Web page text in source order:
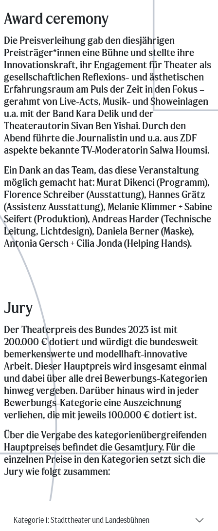
Award ceremony
Die Preisverleihung gab den diesjährigen
Preisträger*innen eine Bühne und stellte ihre
Innovationskraft, ihr Engagement für Theater als
gesellschaftlichen Reflexions- und ästhetischen
Erfahrungsraum am Puls der Zeit in den Fokus –
gerahmt von Live-Acts, Musik- und Showeinlagen
u.a. mit der Band Kara Delik und der
Theaterautorin Sivan Ben Yishai. Durch den
Abend führte die Journalistin und u.a. aus ZDF
aspekte bekannte TV-Moderatorin Salwa Houmsi.
Ein Dank an das Team, das diese Veranstaltung
möglich gemacht hat: Murat Dikenci (Programm),
Florence Schreiber (Ausstattung), Hannes Grätz
(Assistenz Ausstattung), Melanie Klimmer + Sabine
Seifert (Produktion), Andreas Harder (Technische
Leitung, Lichtdesign), Daniela Berner (Maske),
Antonia Gersch + Cilia Jonda (Helping Hands).
Jury
Der Theaterpreis des Bundes 2023 ist mit
200.000 € dotiert und würdigt die bundesweit
bemerkenswerte und modellhaft-innovative
Arbeit. Dieser Hauptpreis wird insgesamt einmal
und dabei über alle drei Bewerbungs-Kategorien
hinweg vergeben. Darüber hinaus wird in jeder
Bewerbungs-Kategorie eine Auszeichnung
verliehen, die mit jeweils 100.000 € dotiert ist.
Über die Vergabe des kategorienübergreifenden
Hauptpreises befindet die Gesamtjury. Für die
einzelnen Preise in den Kategorien setzt sich die
Jury wie folgt zusammen:
Kategorie 1: Stadttheater und Landesbühnen